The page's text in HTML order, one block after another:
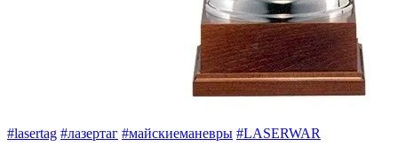
#lasertag #лазертаг #майскиеманевры #LASERWAR